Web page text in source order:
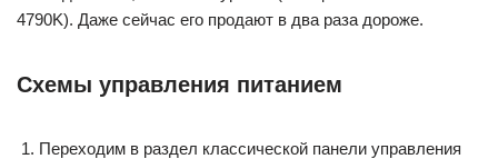
4790K). Даже сейчас его продают в два раза дороже.
Схемы управления питанием
Переходим в раздел классической панели управления